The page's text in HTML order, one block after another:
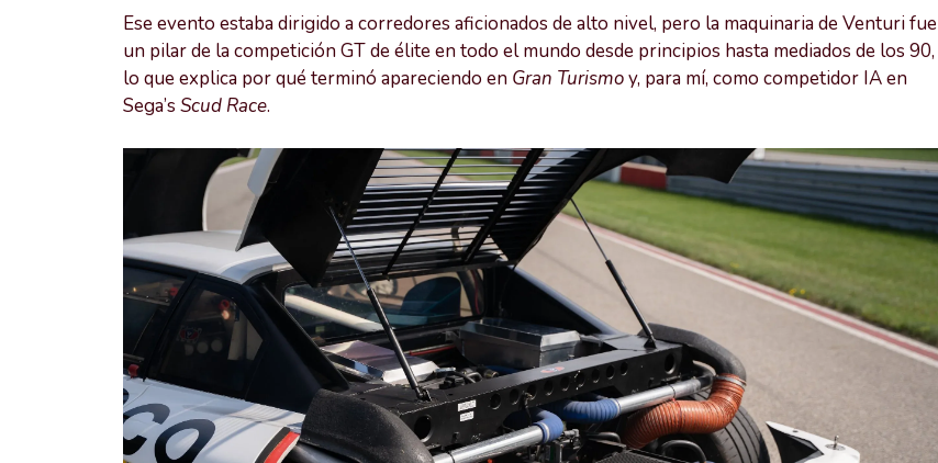
Ese evento estaba dirigido a corredores aficionados de alto nivel, pero la maquinaria de Venturi fue
un pilar de la competición GT de élite en todo el mundo desde principios hasta mediados de los 90,
lo que explica por qué terminó apareciendo en Gran Turismoy, para mí, como competidor IA en
Sega’s Scud Race.